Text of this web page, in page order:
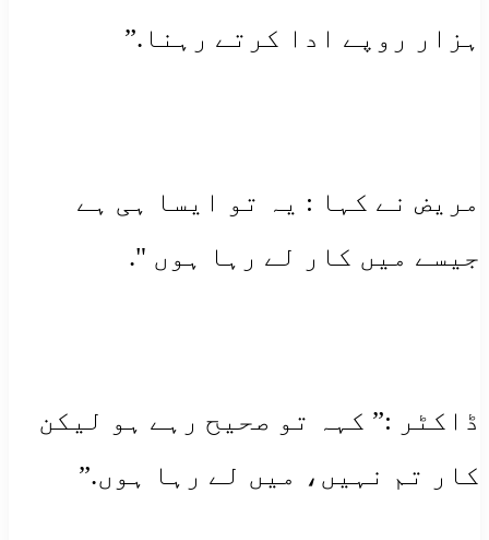
ہزار روپے ادا کرتے رہنا.”
مریض نے کہا : یہ تو ایسا ہی ہے
جیسے میں کار لے رہا ہوں ".
ڈاکٹر :” کہہ تو صحیح رہے ہو لیکن
کار تم نہیں، میں لے رہا ہوں.”